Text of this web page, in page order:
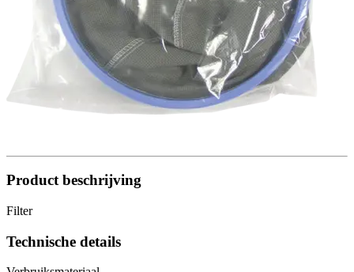
Product beschrijving
Filter
Technische details